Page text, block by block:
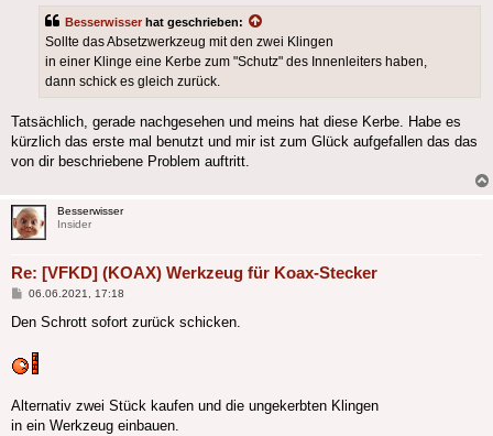
Besserwisser hat geschrieben:
Sollte das Absetzwerkzeug mit den zwei Klingen
in einer Klinge eine Kerbe zum "Schutz" des Innenleiters haben,
dann schick es gleich zurück.
Tatsächlich, gerade nachgesehen und meins hat diese Kerbe. Habe es
kürzlich das erste mal benutzt und mir ist zum Glück aufgefallen das das
von dir beschriebene Problem auftritt.
Besserwisser
Insider
Re: [VFKD] (KOAX) Werkzeug für Koax-Stecker
Beitrag
06.06.2021, 17:18
Den Schrott sofort zurück schicken.
Alternativ zwei Stück kaufen und die ungekerbten Klingen
in ein Werkzeug einbauen.